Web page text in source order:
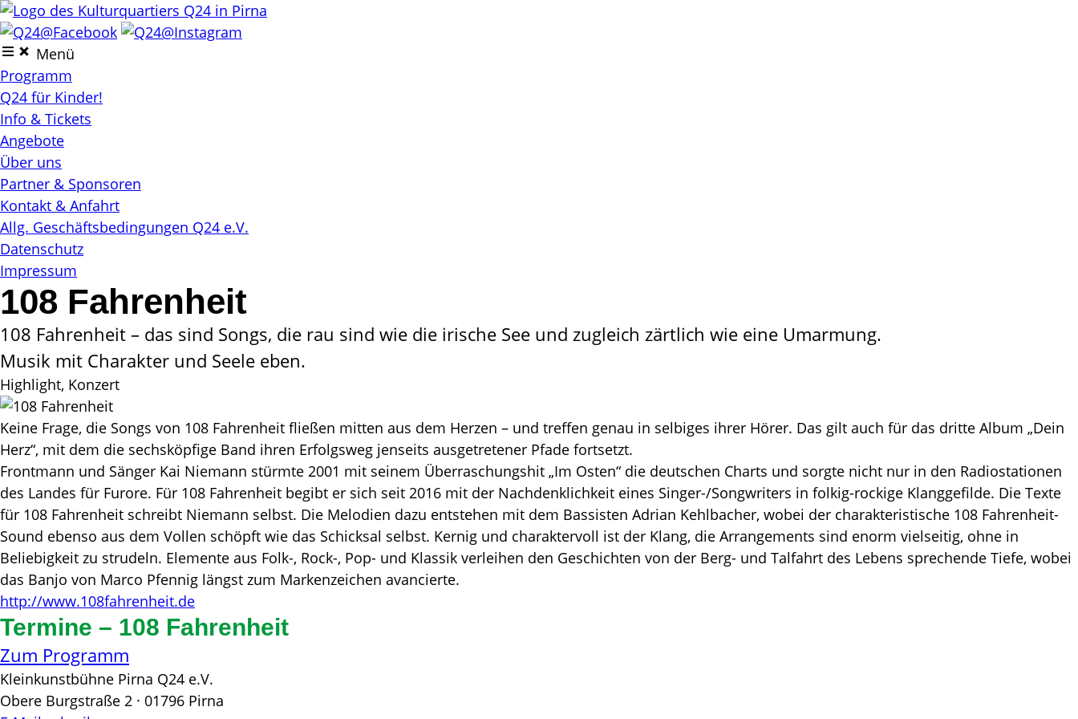
Skip
to
contentMenü
Programm
Q24 für Kinder!
Info & Tickets
Angebote
Über uns
Partner & Sponsoren
Kontakt & Anfahrt
Allg. Geschäftsbedingungen Q24 e.V.
Datenschutz
Impressum
108 Fahrenheit
108 Fahrenheit – das sind Songs, die rau sind wie die irische See und zugleich zärtlich wie eine Umarmung.
Musik mit Charakter und Seele eben.
Highlight, Konzert
Keine Frage, die Songs von 108 Fahrenheit fließen mitten aus dem Herzen – und treffen genau in selbiges ihrer Hörer. Das gilt auch für das dritte Album „Dein
Herz“, mit dem die sechsköpfige Band ihren Erfolgsweg jenseits ausgetretener Pfade fortsetzt.
Frontmann und Sänger Kai Niemann stürmte 2001 mit seinem Überraschungshit „Im Osten“ die deutschen Charts und sorgte nicht nur in den Radiostationen
des Landes für Furore. Für 108 Fahrenheit begibt er sich seit 2016 mit der Nachdenklichkeit eines Singer-/Songwriters in folkig-rockige Klanggefilde. Die Texte
für 108 Fahrenheit schreibt Niemann selbst. Die Melodien dazu entstehen mit dem Bassisten Adrian Kehlbacher, wobei der charakteristische 108 Fahrenheit-
Sound ebenso aus dem Vollen schöpft wie das Schicksal selbst. Kernig und charaktervoll ist der Klang, die Arrangements sind enorm vielseitig, ohne in
Beliebigkeit zu strudeln. Elemente aus Folk-, Rock-, Pop- und Klassik verleihen den Geschichten von der Berg- und Talfahrt des Lebens sprechende Tiefe, wobei
das Banjo von Marco Pfennig längst zum Markenzeichen avancierte.
http://www.108fahrenheit.de
Termine – 108 Fahrenheit
Zum Programm
Kleinkunstbühne Pirna Q24 e.V.
Obere Burgstraße 2 · 01796 Pirna